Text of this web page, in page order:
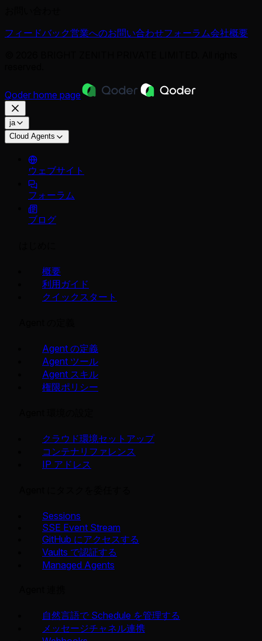
フィードバック営業へのお問い合わせフォーラム会社概要
Qoder home page
ja
Cloud Agents
ウェブサイト
フォーラム
ブログ
概要
利用ガイド
クイックスタート
Agent の定義
Agent ツール
Agent スキル
権限ポリシー
クラウド環境セットアップ
コンテナリファレンス
IP アドレス
Sessions
SSE Event Stream
GitHub にアクセスする
Vaults で認証する
Managed Agents
自然言語で Schedule を管理する
メッセージチャネル連携